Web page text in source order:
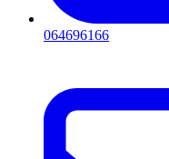
064696166